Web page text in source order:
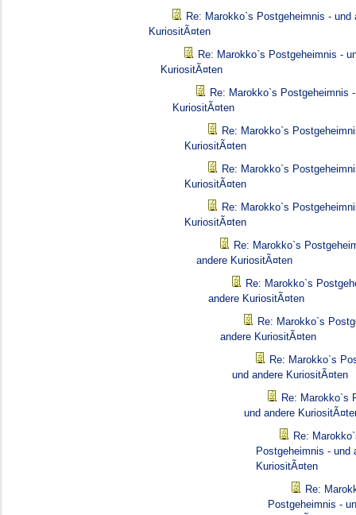
Re: Marokko`s Postgeheimnis - und
KuriositÃ¤ten
Re: Marokko`s Postgeheimnis -
KuriositÃ¤ten
Re: Marokko`s Postgeheimnis
KuriositÃ¤ten
Re: Marokko`s
KuriositÃ¤ten
Re: Marokko`s
KuriositÃ¤ten
Re: Marokko`s
KuriositÃ¤ten
Re: Marokko`s
andere KuriositÃ¤ten
Re: Marokko`s
andere KuriositÃ¤ten
Re: Marokko`s
andere KuriositÃ¤ten
Re: Marokko`s
und andere KuriositÃ¤ten
Re: Marokko`s
und andere
Re:
Postgeheimnis - und
KuriositÃ¤ten
Re:
Postgeheimnis -